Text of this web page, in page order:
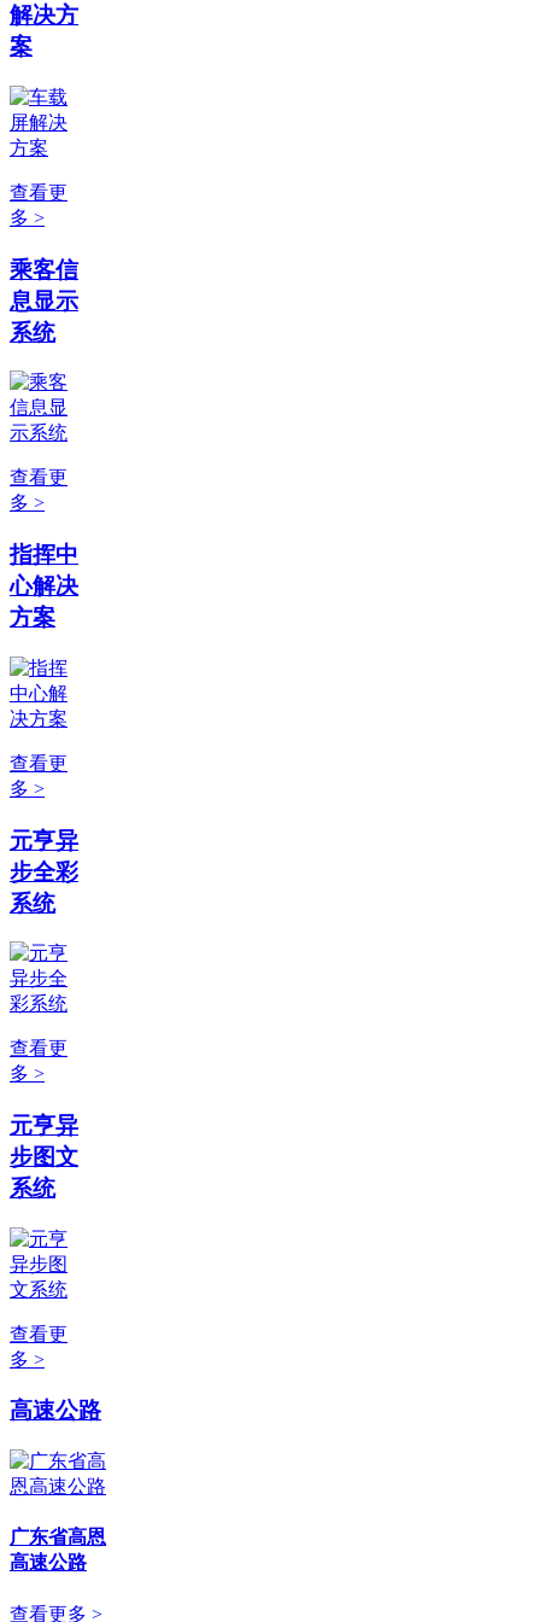
解决方
案
查看更
多 >
乘客信
息显示
系统
查看更
多 >
指挥中
心解决
方案
查看更
多 >
元亨异
步全彩
系统
查看更
多 >
元亨异
步图文
系统
查看更
多 >
高速公路
广东省高恩
高速公路
查看更多 >